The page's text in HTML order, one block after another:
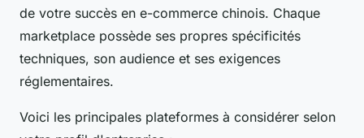
de votre succès en e-commerce chinois. Chaque
marketplace possède ses propres spécificités
techniques, son audience et ses exigences
réglementaires.
Voici les principales plateformes à considérer selon